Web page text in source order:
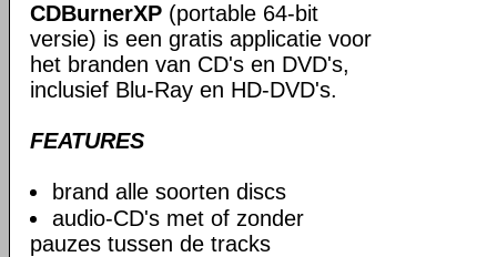
CDBurnerXP (portable 64-bit
versie) is een gratis applicatie voor
het branden van CD's en DVD's,
inclusief Blu-Ray en HD-DVD's.
FEATURES
brand alle soorten discs
audio-CD's met of zonder
pauzes tussen de tracks